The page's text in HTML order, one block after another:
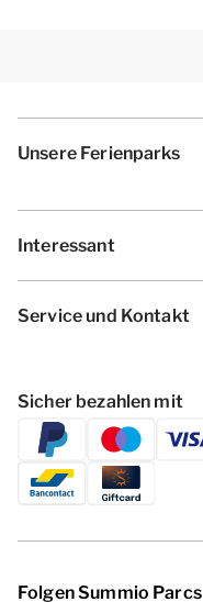
Unsere Ferienparks
Interessant
Service und Kontakt
Sicher bezahlen mit
Folgen Summio Parcs